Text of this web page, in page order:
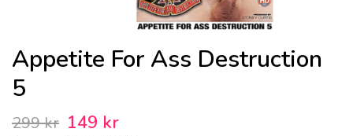
Appetite For Ass Destruction
5
299 kr 149 kr